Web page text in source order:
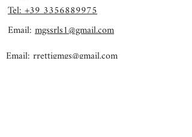
Tel: +39 3356889975
Email:mgssrls1@gmail.com
Email:rrettigmgs@gmail.com